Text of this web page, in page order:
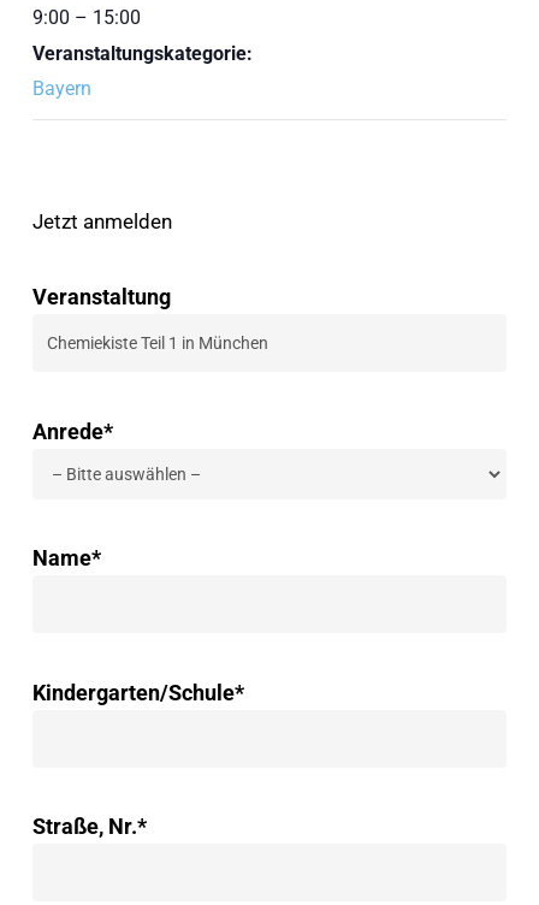
9:00 – 15:00
Veranstaltungskategorie:
Bayern
Jetzt anmelden
Veranstaltung
Anrede*
Name*
Kindergarten/Schule*
Straße, Nr.*